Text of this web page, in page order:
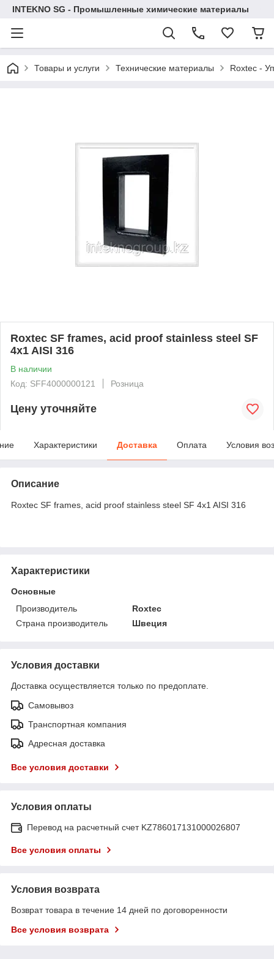
INTEKNO SG - Промышленные химические материалы
Товары и услуги Технические материалы Roxtec -
Roxtec SF frames, acid proof stainless steel SF
4x1 AISI 316
В наличии
Код: SFF4000000121
Розница
Цену уточняйте
Характеристики Доставка Оплата Условия
Описание
Roxtec SF frames, acid proof stainless steel SF 4x1 AISI 316
Характеристики
Основные
Производитель
Roxtec
Страна производитель
Швеция
Условия доставки
Доставка осуществляется только по предоплате.
Самовывоз
Транспортная компания
Адресная доставка
Все условия доставки
Условия оплаты
Перевод на расчетный счет KZ786017131000026807
Все условия оплаты
Условия возврата
Возврат товара в течение 14 дней по договоренности
Все условия возврата